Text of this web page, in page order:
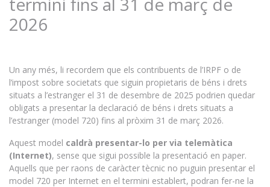
2026
Un any més, li recordem que els contribuents de l’IRPF o de
l’impost sobre societats que siguin propietaris de béns i drets
situats a l’estranger el 31 de desembre de 2025 podrien quedar
obligats a presentar la declaració de béns i drets situats a
l’estranger (model 720) fins al pròxim 31 de març 2026.
Aquest model caldrà presentar-lo per via telemàtica
(Internet), sense que sigui possible la presentació en paper.
Aquells que per raons de caràcter tècnic no puguin presentar el
model 720 per Internet en el termini establert, podran fer-ne la